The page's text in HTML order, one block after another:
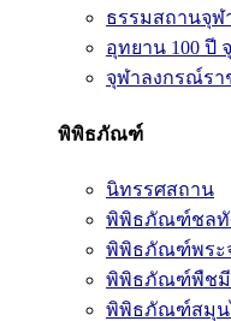
ธรรมสถานจุ
อุทยาน 100 ปี
จุฬาลงกรณ์ร
พิพิธภัณฑ์
นิทรรศสถาน
พิพิธภัณฑ์ชลทั
พิพิธภัณฑ์พระ
พิพิธภัณฑ์พืชมี
พิพิธภัณฑ์สมุน